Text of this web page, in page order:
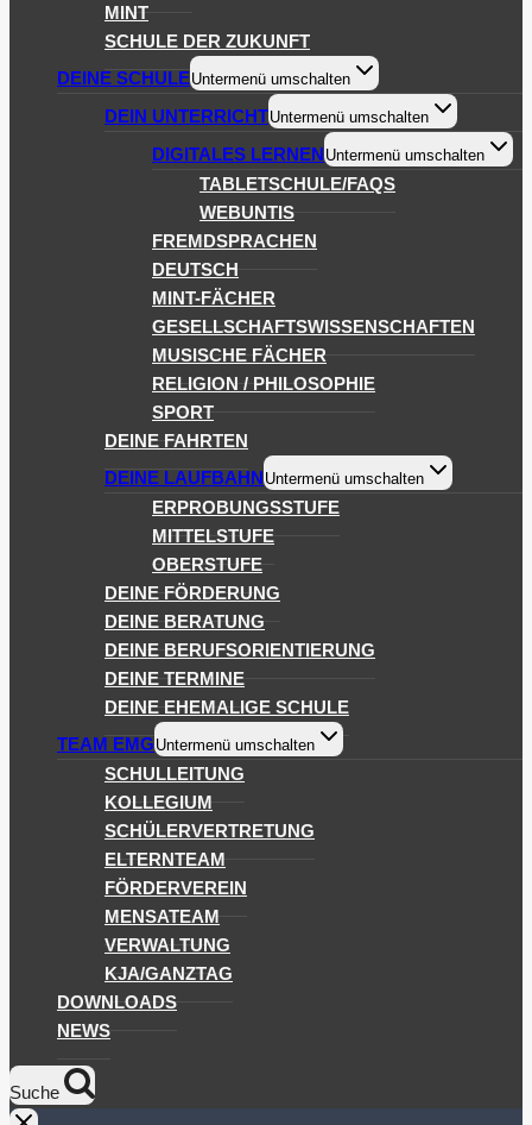
MINT
SCHULE DER ZUKUNFT
DEINE SCHULEUntermenü umschalten
DEIN UNTERRICHTUntermenü umschalten
DIGITALES LERNEN Untermenü umschalten
TABLETSCHULE/FAQS
WEBUNTIS
FREMDSPRACHEN
DEUTSCH
MINT-FÄCHER
GESELLSCHAFTSWISSENSCHAFTEN
MUSISCHE FÄCHER
RELIGION / PHILOSOPHIE
SPORT
DEINE FAHRTEN
DEINE LAUFBAHN Untermenü umschalten
ERPROBUNGSSTUFE
MITTELSTUFE
OBERSTUFE
DEINE FÖRDERUNG
DEINE BERATUNG
DEINE BERUFSORIENTIERUNG
DEINE TERMINE
DEINE EHEMALIGE SCHULE
TEAM EMG Untermenü umschalten
SCHULLEITUNG
KOLLEGIUM
SCHÜLERVERTRETUNG
ELTERNTEAM
FÖRDERVEREIN
MENSATEAM
VERWALTUNG
KJA/GANZTAG
DOWNLOADS
NEWS
Suche